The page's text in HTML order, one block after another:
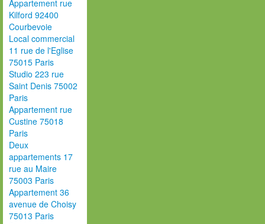
Appartement rue
Kilford 92400
Courbevoie
Local commercial
11 rue de l'Eglise
75015 Paris
Studio 223 rue
Saint Denis 75002
Paris
Appartement rue
Custine 75018
Paris
Deux
appartements 17
rue au Maire
75003 Paris
Appartement 36
avenue de Choisy
75013 Paris